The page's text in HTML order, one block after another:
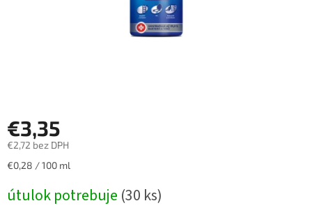
€3,35
€2,72 bez DPH
Jednotková
€0,28 / 100 ml
útulok potrebuje (30 ks)